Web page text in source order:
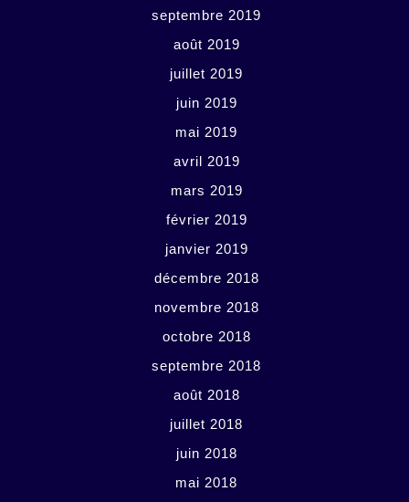
septembre 2019
août 2019
juillet 2019
juin 2019
mai 2019
avril 2019
mars 2019
février 2019
janvier 2019
décembre 2018
novembre 2018
octobre 2018
septembre 2018
août 2018
juillet 2018
juin 2018
mai 2018